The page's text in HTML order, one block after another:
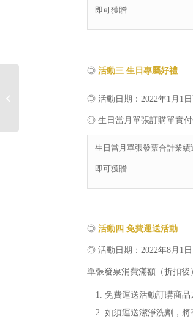
即可獲贈
◎ 活動三 生日專屬好禮
◎ 活動日期：2022年1月1日
◎ 生日當月單張訂購單實付
生日當月單張發票合計業績
即可獲贈
◎ 活動四 免費運送活動
◎ 活動日期：2022年8月1
單張發票消費滿額（折扣後
免費運送活動訂購商品
如須運送潔淨洗劑，將
2022年8月免費運送活動